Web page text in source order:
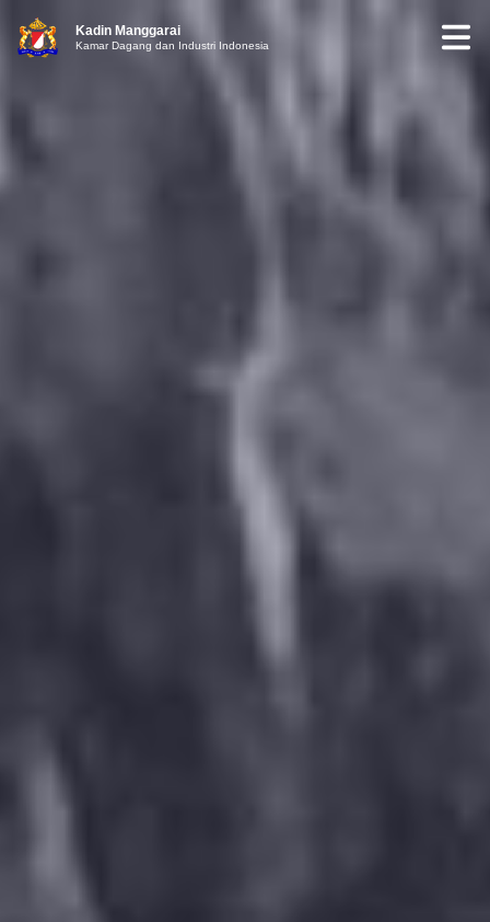
Kadin Manggarai
Kamar Dagang dan Industri Indonesia